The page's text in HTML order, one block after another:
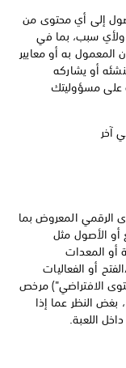
إلى أي محتوى من
سبب، بما في
المعمول به أو معايير
أو يشاركه
على مسؤوليتك
الرقمي المعروض بما
أو الأصول مثل
أو المعدات
أو الفعاليات
الافتراضي") مرخص
النظر عما إذا
اللعبة.